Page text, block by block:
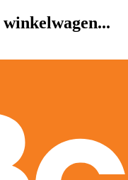
winkelwagen...